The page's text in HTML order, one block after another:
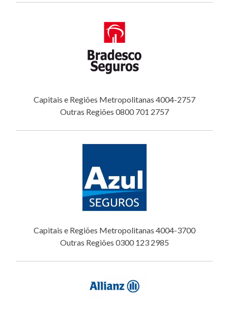
Capitais e Regiões Metropolitanas 4004-2757
Outras Regiões 0800 701 2757
Capitais e Regiões Metropolitanas 4004-3700
Outras Regiões 0300 123 2985